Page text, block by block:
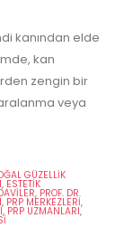
kanından elde
kan
zengin bir
veya
GÜZELLIK
, ESTETIK
, PROF. DR.
, PRP MERKEZLERI,
, PRP UZMANLARI,